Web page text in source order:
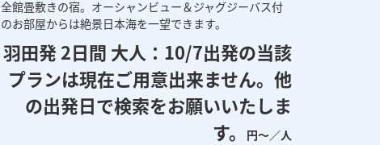
全館畳敷きの宿。オーシャンビュー＆ジャグジーバス付
のお部屋からは絶景日本海を一望できます。
羽田発 2日間 大人： 10/7出発の当該
プランは現在ご用意出来ません。他
の出発日で検索をお願いいたしま
す。
円～／人